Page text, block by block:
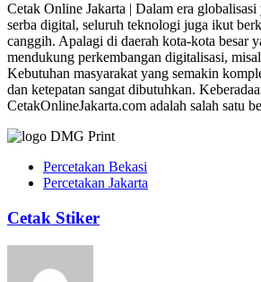
Cetak Online Jakarta | Dalam era
serba digital, seluruh teknologi juga ikut
canggih. Apalagi di daerah kota-kota besar
mendukung perkembangan digitalisasi,
Kebutuhan masyarakat yang semakin
dan ketepatan sangat dibutuhkan.
CetakOnlineJakarta.com adalah salah satu
Percetakan Bekasi
Percetakan Jakarta
Cetak Stiker